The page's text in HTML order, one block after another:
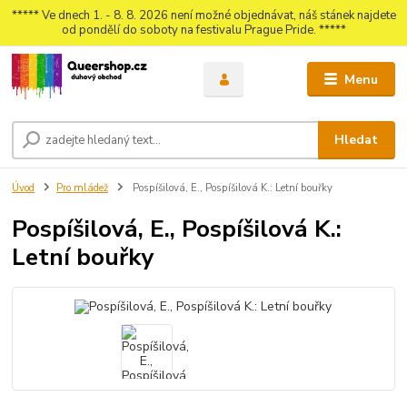
***** Ve dnech 1. - 8. 8. 2026 není možné objednávat, náš stánek najdete
od pondělí do soboty na festivalu Prague Pride. *****
Menu
Hledat
Úvod Pro mládež Pospíšilová, E., Pospíšilová K.: Letní bouřky
Pospíšilová, E., Pospíšilová K.:
Letní bouřky